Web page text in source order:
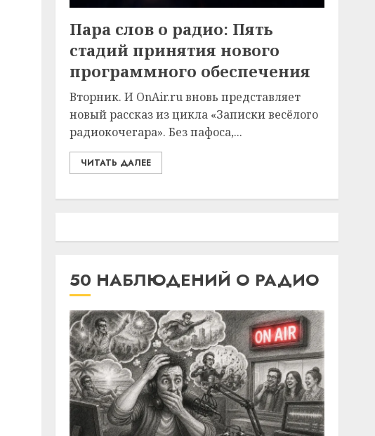
Пара слов о радио: Пять
стадий принятия нового
программного обеспечения
Вторник. И OnAir.ru вновь представляет
новый рассказ из цикла «Записки весёлого
радиокочегара». Без пафоса,...
ЧИТАТЬ ДАЛЕЕ
50 НАБЛЮДЕНИЙ О РАДИО